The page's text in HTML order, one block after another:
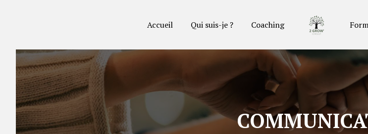
Accueil Qui suis-je ? Coaching